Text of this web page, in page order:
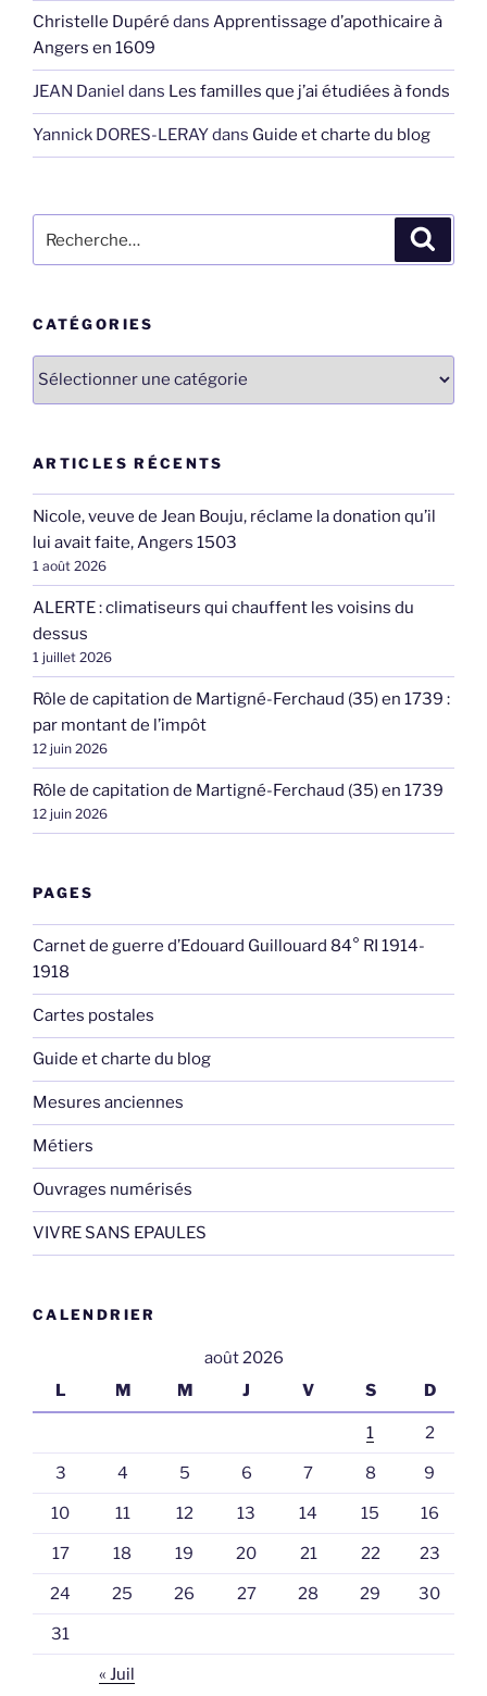
Christelle Dupéré dans Apprentissage d’apothicaire à
Angers en 1609
JEAN Daniel dans Les familles que j’ai étudiées à fonds
Yannick DORES-LERAYdans Guide et charte du blog
pour
CATÉGORIES
Catégories
ARTICLES RÉCENTS
Nicole, veuve de Jean Bouju, réclame la donation qu’il
lui avait faite, Angers 1503
1 août 2026
ALERTE : climatiseurs qui chauffent les voisins du
dessus
1 juillet 2026
Rôle de capitation de Martigné-Ferchaud (35) en 1739 :
par montant de l’impôt
12 juin 2026
Rôle de capitation de Martigné-Ferchaud (35) en 1739
12 juin 2026
PAGES
Carnet de guerre d’Edouard Guillouard 84° RI 1914-
1918
Cartes postales
Guide et charte du blog
Mesures anciennes
Métiers
Ouvrages numérisés
VIVRE SANS EPAULES
CALENDRIER
août 2026
L
M M J V S D
1 2
3 4 5 6 7 8 9
10 11 12 13 14 15 16
17 18 19 20 21 22 23
24 25 26 27 28 29 30
31
« Juil